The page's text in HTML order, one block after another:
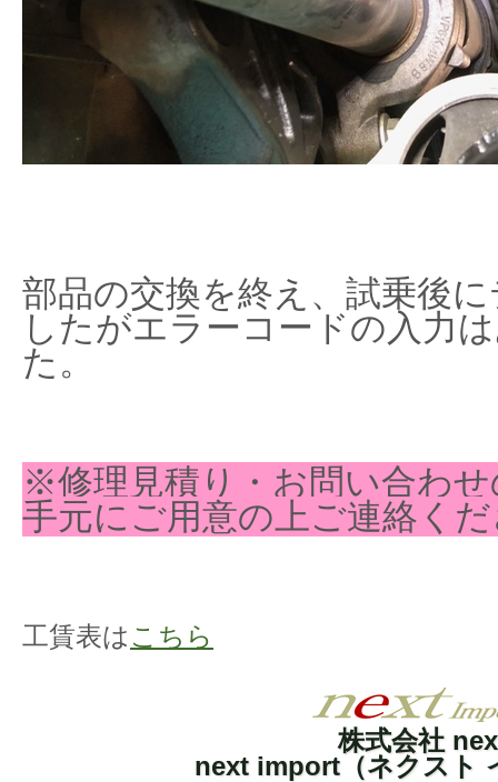
部品の交換を終え、試乗後
したがエラーコードの入力
た。
※修理見積り・お問い合わ
手元にご用意の上ご連絡く
工賃表は こちら
株式会社
next import（ネクスト